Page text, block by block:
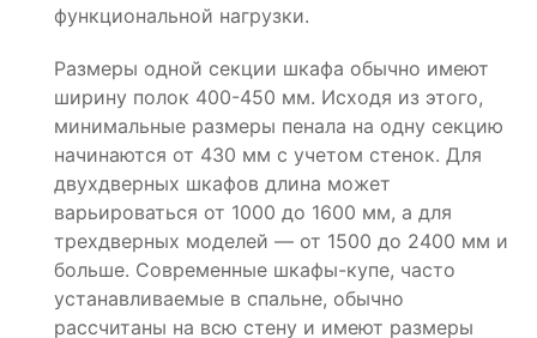
функциональной нагрузки.
Размеры одной секции шкафа обычно имеют
ширину полок 400-450 мм. Исходя из этого,
минимальные размеры пенала на одну секцию
начинаются от 430 мм с учетом стенок. Для
двухдверных шкафов длина может
варьироваться от 1000 до 1600 мм, а для
трехдверных моделей — от 1500 до 2400 мм и
больше. Современные шкафы-купе, часто
устанавливаемые в спальне, обычно
рассчитаны на всю стену и имеют размеры